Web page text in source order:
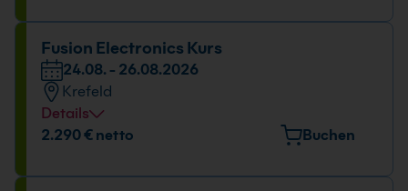
Datum und Uhrzeit
24.08. - 26.08.2026
09:00 - 16:00 Uhr
Fusion Electronics Kurs
24.08. - 26.08.2026
Krefeld
Details
Veranstaltungsort
2.290 € netto Buchen